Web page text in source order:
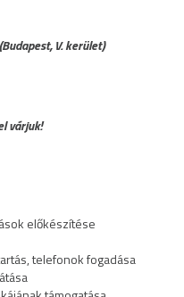
V. kerület)
várjuk!
előkészítése
telefonok fogadása